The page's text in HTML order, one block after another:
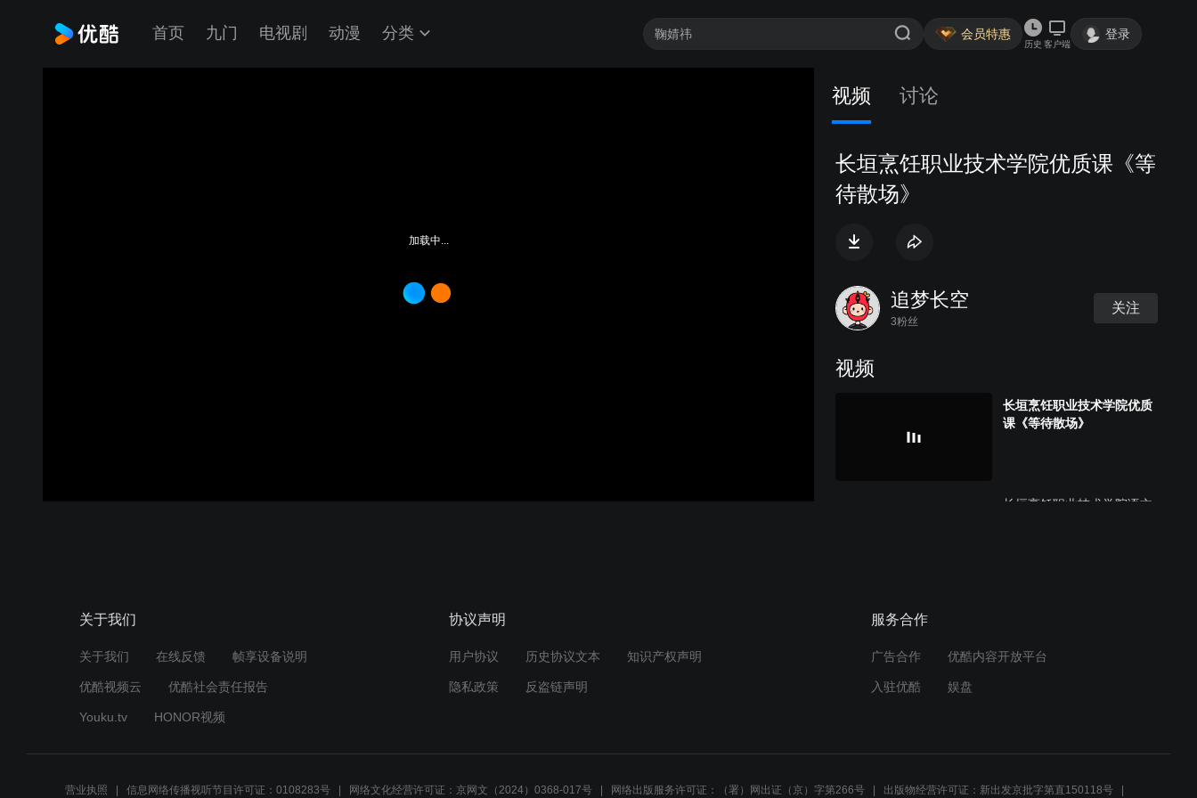
首页 九门 电视剧 动漫 分类 会员特惠
历史 客户端
登录
加载中...
视频 讨论
长垣烹饪职业技术学院优质课《等
待散场》
追梦长空
3粉丝
关注
视频
长垣烹饪职业技术学院优质
课《等待散场》
长垣烹饪职业技术学院语文
关于我们
关于我们 在线反馈 帧享设备说明
优酷视频云 优酷社会责任报告
Youku.tv HONOR视频
协议声明
用户协议 历史协议文本 知识产权声明
隐私政策 反盗链声明
服务合作
广告合作 优酷内容开放平台
入驻优酷 娱盘
营业执照 信息网络传播视听节目许可证：0108283号 网络文化经营许可证：京网文（2024）0368-017号 网络出版服务许可证：（署）网出证（京）字第266号 出版物经营许可证：新出发京批字第直150118号